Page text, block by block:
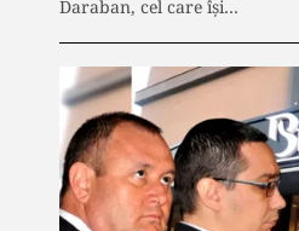
Daraban, cel care își…